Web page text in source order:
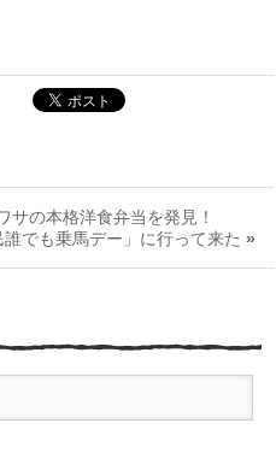
の本格洋食弁当を発見！
でも乗馬デー」に行って来た »